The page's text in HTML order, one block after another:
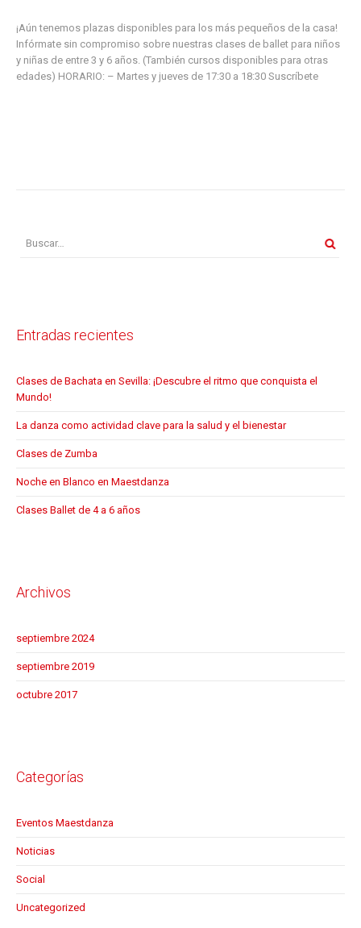
¡Aún tenemos plazas disponibles para los más pequeños de la casa!
Infórmate sin compromiso sobre nuestras clases de ballet para niños
y niñas de entre 3 y 6 años. (También cursos disponibles para otras
edades) HORARIO: – Martes y jueves de 17:30 a 18:30 Suscríbete
Entradas recientes
Clases de Bachata en Sevilla: ¡Descubre el ritmo que conquista el
Mundo!
La danza como actividad clave para la salud y el bienestar
Clases de Zumba
Noche en Blanco en Maestdanza
Clases Ballet de 4 a 6 años
Archivos
septiembre 2024
septiembre 2019
octubre 2017
Categorías
Eventos Maestdanza
Noticias
Social
Uncategorized